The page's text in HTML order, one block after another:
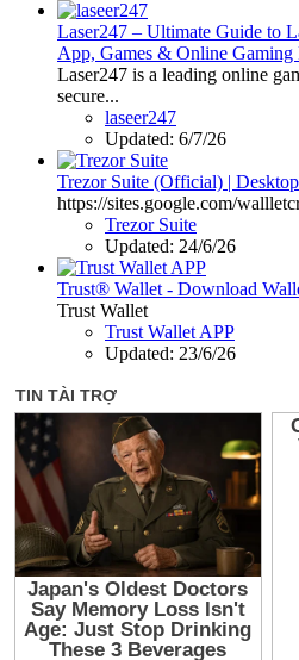
Laser247 – Ultimate Guide to
App, Games & Online Gaming
Laser247 is a leading online
secure...
laseer247
Updated: 6/7/26
Trezor Suite (Official) |
https://sites.google.com/
Trezor Suite
Updated: 24/6/26
Trust® Wallet - Download
Trust Wallet
Trust Wallet APP
Updated: 23/6/26